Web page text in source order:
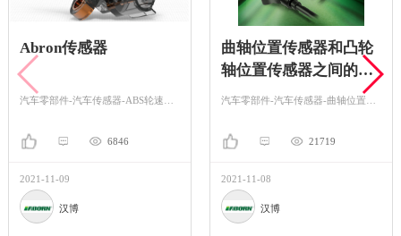
Abron传感器
6846
2021-11-09
汉博
曲轴位置传感器和凸轮
轴位置传感器之间的差
异
21719
2021-11-08
汉博